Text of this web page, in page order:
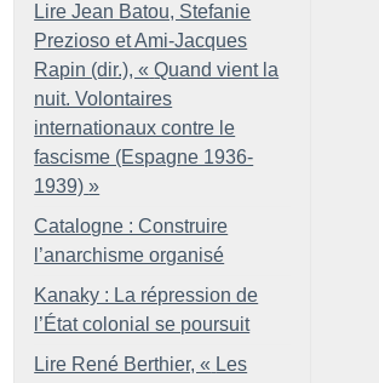
Lire Jean Batou, Stefanie
Prezioso et Ami-Jacques
Rapin (dir.), « Quand vient la
nuit. Volontaires
internationaux contre le
fascisme (Espagne 1936-
1939) »
Catalogne : Construire
l’anarchisme organisé
Kanaky : La répression de
l’État colonial se poursuit
Lire René Berthier, « Les